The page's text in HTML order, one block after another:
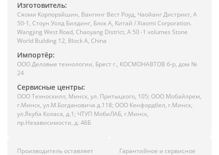
Изготовитель:
Сяоми Корпорэйшин, Вангинг Вест Роуд, Чаойанг Дистрикт, А
50-1, Стоун Уолд Билдинг, Блок А, Китай / Xiaomi Corporation.
Wangjing West Road, Chaoyang District, A 50 -1 volumes Stone
World Building 12, Block A, China
Импортёр:
ООО Деловые технологии, Брест г., КОСМОНАВТОВ б-р, дом №
24
Сервисные центры:
ООО Техноскилл, Минск, ул. Притыцкого, 105; ООО Мобайлрем,
г.Минск, ул.М.Богдановича д.118; ООО Кенфордбел, г.Минск,
ул.Якуба Коласа, д.1; ЧТУП МобиЛАБ, г.Минск,
пр.Независимости, д. 46Б
Производитель оставляет
Гарантийное и сервисное